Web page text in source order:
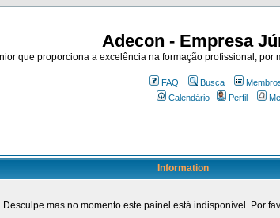
Adecon - Empresa
que proporciona a excelência na formação profissional,
FAQ Busca
Calendário
Perfil
Information
Desculpe mas no momento este painel está indisponível. Por